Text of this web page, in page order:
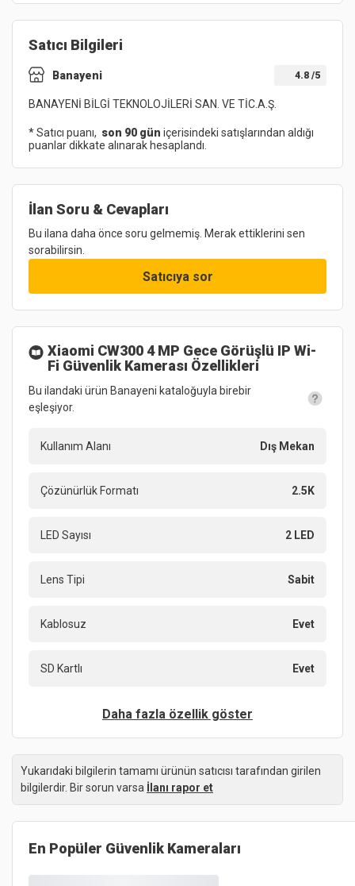
Satıcı Bilgileri
Banayeni 4.8 /5
BANAYENİ BİLGİ TEKNOLOJİLERİ SAN. VE TİC.A.Ş.
* Satıcı puanı, son 90 gün içerisindeki satışlarından aldığı
puanlar dikkate alınarak hesaplandı.
İlan Soru & Cevapları
Bu ilana daha önce soru gelmemiş. Merak ettiklerini sen
sorabilirsin.
Satıcıya sor
Xiaomi CW300 4 MP Gece Görüşlü IP Wi-
Fi Güvenlik Kamerası Özellikleri
Bu ilandaki ürün Banayeni kataloğuyla birebir
eşleşiyor.
Kullanım Alanı Dış Mekan
Çözünürlük Formatı 2.5K
LED Sayısı 2 LED
Lens Tipi Sabit
Kablosuz Evet
SD Kartlı Evet
Daha fazla özellik göster
Yukarıdaki bilgilerin tamamı ürünün satıcısı tarafından girilen
bilgilerdir. Bir sorun varsa İlanı rapor et
En Popüler Güvenlik Kameraları